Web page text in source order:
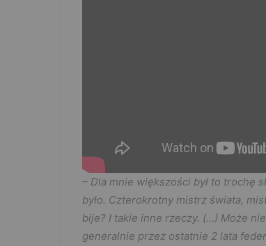
– Dla mnie większości był to trochę
było. Czterokrotny mistrz świata,
bije? I takie inne rzeczy. (…) Może
generalnie przez ostatnie 2 lata